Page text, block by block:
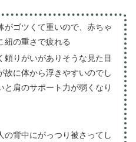
がゴツくて重いので、赤ちゃ
紐の重さで疲れる
頼りがいがありそうな見た目
故に体から浮きやすいのでし
と肩のサポート力が弱くなり
の背中にがっつり被さってし